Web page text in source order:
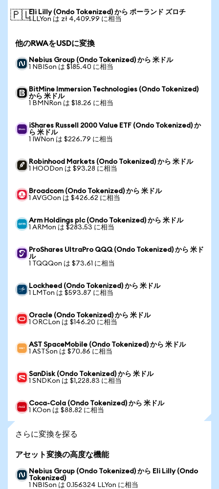
🇵🇱Eli Lilly (Ondo Tokenized) から ポーランド ズロチ
1 LLYon は zł 4,409.99 に相当
他のRWAをUSDに変換
Nebius Group (Ondo Tokenized) から 米ドル
1 NBISon は $185.40 に相当
BitMine Immersion Technologies (Ondo Tokenized)
から 米ドル
1 BMNRon は $18.26 に相当
iShares Russell 2000 Value ETF (Ondo Tokenized) か
ら 米ドル
1 IWNon は $226.79 に相当
Robinhood Markets (Ondo Tokenized) から 米ドル
1 HOODon は $93.28 に相当
Broadcom (Ondo Tokenized) から 米ドル
1 AVGOon は $426.62 に相当
Arm Holdings plc (Ondo Tokenized) から 米ドル
1 ARMon は $283.53 に相当
ProShares UltraPro QQQ (Ondo Tokenized) から 米ド
ル
1 TQQQon は $73.61 に相当
Lockheed (Ondo Tokenized) から 米ドル
1 LMTon は $593.87 に相当
Oracle (Ondo Tokenized) から 米ドル
1 ORCLon は $146.20 に相当
AST SpaceMobile (Ondo Tokenized) から 米ドル
1 ASTSon は $70.86 に相当
SanDisk (Ondo Tokenized) から 米ドル
1 SNDKon は $1,228.83 に相当
Coca-Cola (Ondo Tokenized) から 米ドル
1 KOon は $88.82 に相当
さらに変換を探る
アセット変換の高度な機能
Nebius Group (Ondo Tokenized) から Eli Lilly (Ondo
Tokenized)
1 NBISon は 0.156324 LLYon に相当